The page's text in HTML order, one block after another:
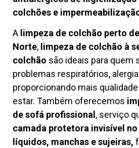
colchões e
A limpeza de colchão perto
Norte, limpeza de colchão à
colchão são ideais para quem
problemas respiratórios,
proporcionando mais
estar. Também oferecemos
de sofá profissional , serviço
camada protetora invisível
líquidos, manchas e sujeiras,